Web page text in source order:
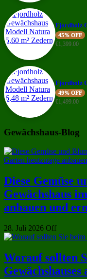
Fjordholz
45% OFF
€1,399.00
Fjordholz
49% OFF
€1,499.00
Gewächshaus-Blog
Diese Gemüse
Gewächshaus
anbauen und
28. Juli 2026 Off
Worauf sollten
Gewächshauses